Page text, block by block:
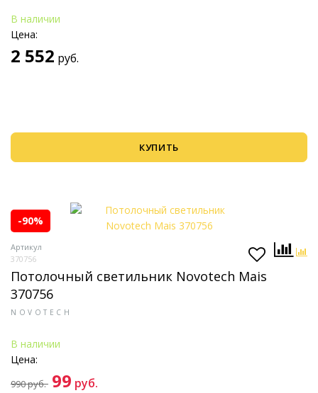
В наличии
Цена:
2 552 руб.
КУПИТЬ
-90%
Артикул
370756
Потолочный светильник Novotech Mais
370756
NOVOTECH
В наличии
Цена:
990руб. 99 руб.